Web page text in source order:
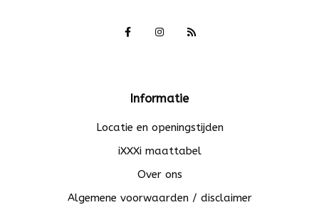
Informatie
Locatie en openingstijden
iXXXi maattabel
Over ons
Algemene voorwaarden / disclaimer